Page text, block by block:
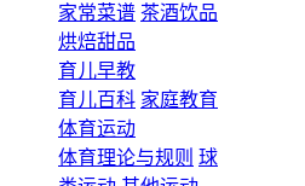
家常菜谱 茶酒饮品
烘焙甜品
育儿早教
育儿百科 家庭教育
体育运动
体育理论与规则 球